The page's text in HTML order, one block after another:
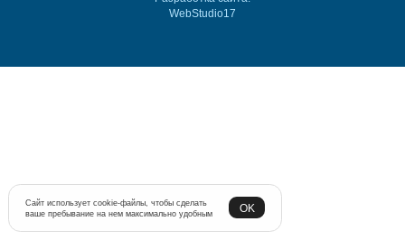
WebStudio17
Сайт использует cookie-файлы, чтобы сделать
ваше пребывание на нем максимально удобным
OK